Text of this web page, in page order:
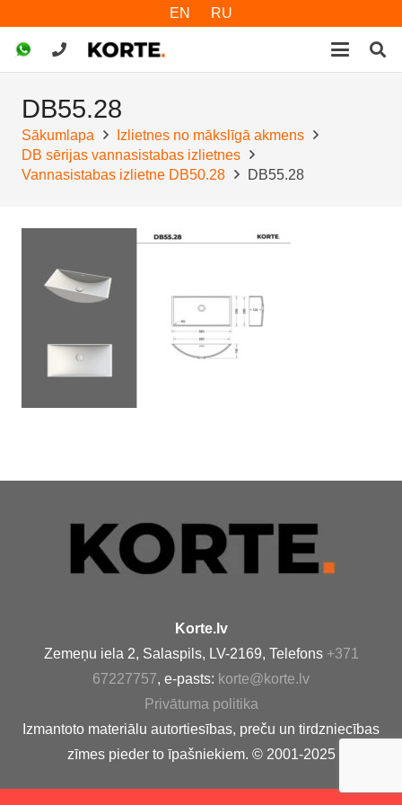
EN RU
DB55.28
Sākumlapa
Izlietnes no mākslīgā akmens
DB sērijas vannasistabas izlietnes
Vannasistabas izlietne DB50.28
DB55.28
Korte.lv
Zemeņu iela 2, Salaspils, LV-2169, Telefons +371
67227757, e-pasts: korte@korte.lv
Privātuma politika
Izmantoto materiālu autortiesības, preču un tirdzniecības
zīmes pieder to īpašniekiem. © 2001-2025